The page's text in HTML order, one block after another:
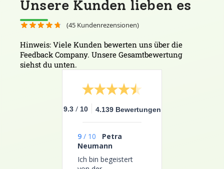
Unsere Kunden lieben es
(45 Kundenrezensionen)
Hinweis: Viele Kunden bewerten uns über die
Feedback Company. Unsere Gesamtbewertung
siehst du unten.
9.3 / 10 4.139 Bewertungen
9 / 10
Petra
Neumann
Ich bin begeistert